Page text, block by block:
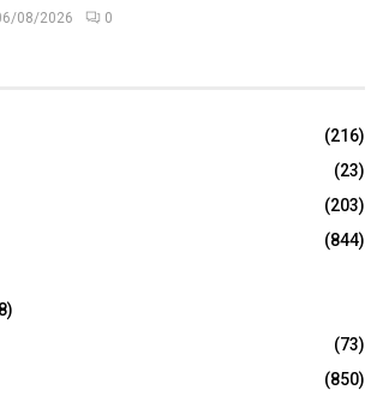
08/2026 0
(216)
(23)
(203)
(844)
(73)
(850)